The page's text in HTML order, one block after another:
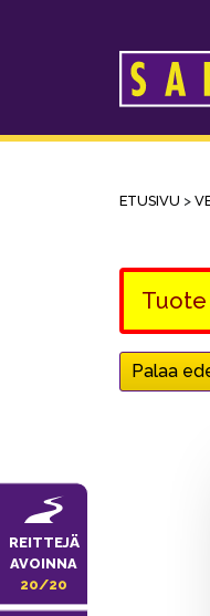
REITTEJÄ
AVOINNA
20/20
ETUSIVU >
Tuote
Palaa